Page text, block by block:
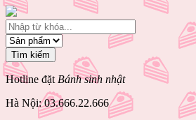
Hotline đặt Bánh sinh nhật
Hà Nội: 03.666.22.666